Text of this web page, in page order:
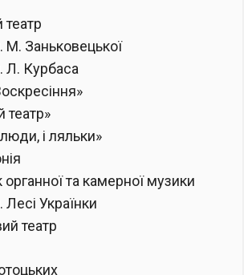
М. Заньковецької
Л. Курбаса
театр»
і ляльки»
та камерної музики
Лесі Українки
театр